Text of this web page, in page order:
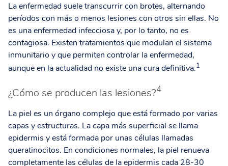
La enfermedad suele transcurrir con brotes, alternando
períodos con más o menos lesiones con otros sin ellas. No
es una enfermedad infecciosa y, por lo tanto, no es
contagiosa. Existen tratamientos que modulan el sistema
inmunitario y que permiten controlar la enfermedad,
aunque en la actualidad no existe una cura definitiva.1
¿Cómo se producen las lesiones?4
La piel es un órgano complejo que está formado por varias
capas y estructuras. La capa más superficial se llama
epidermis y está formada por unas células llamadas
queratinocitos. En condiciones normales, la piel renueva
completamente las células de la epidermis cada 28-30